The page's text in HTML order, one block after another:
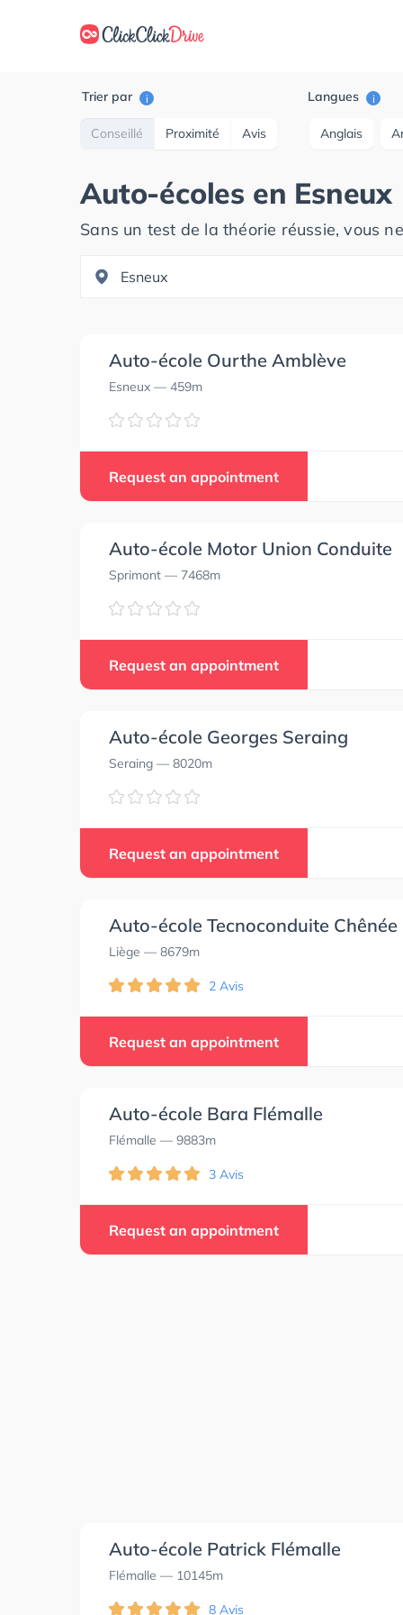
Trier par i
Conseillé Proximité Avis
Langues i
Anglais
Auto-écoles en Esneux
Sans un test de la théorie réussie, vous
Auto-école Ourthe Amblève
Esneux — 459m
Request an appointment
Auto-école Motor Union Conduite
Sprimont — 7468m
Request an appointment
Auto-école Georges Seraing
Seraing — 8020m
Request an appointment
Auto-école Tecnoconduite Chênée
Liège — 8679m
2 Avis
Request an appointment
Auto-école Bara Flémalle
Flémalle — 9883m
3 Avis
Request an appointment
Auto-école Patrick Flémalle
Flémalle — 10145m
8 Avis